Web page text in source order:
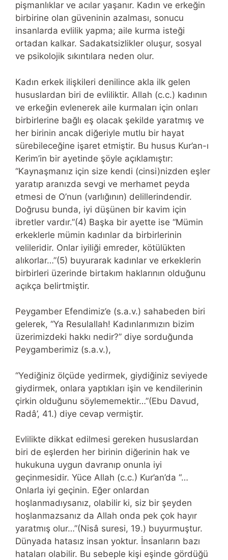
pişmanlıklar ve acılar yaşanır. Kadın ve erkeğin
birbirine olan güveninin azalması, sonucu
insanlarda evlilik yapma; aile kurma isteği
ortadan kalkar. Sadakatsizlikler oluşur, sosyal
ve psikolojik sıkıntılara neden olur.
Kadın erkek ilişkileri denilince akla ilk gelen
hususlardan biri de evliliktir. Allah (c.c.) kadının
ve erkeğin evlenerek aile kurmaları için onları
birbirlerine bağlı eş olacak şekilde yaratmış ve
her birinin ancak diğeriyle mutlu bir hayat
sürebileceğine işaret etmiştir. Bu husus Kur’an-ı
Kerim’in bir ayetinde şöyle açıklamıştır:
“Kaynaşmanız için size kendi (cinsi)nizden eşler
yaratıp aranızda sevgi ve merhamet peyda
etmesi de O’nun (varlığının) delillerindendir.
Doğrusu bunda, iyi düşünen bir kavim için
ibretler vardır.”(4) Başka bir ayette ise “Mümin
erkeklerle mümin kadınlar da birbirlerinin
velileridir. Onlar iyiliği emreder, kötülükten
alıkorlar…”(5) buyurarak kadınlar ve erkeklerin
birbirleri üzerinde birtakım haklarının olduğunu
açıkça belirtmiştir.
Peygamber Efendimiz’e (s.a.v.) sahabeden biri
gelerek, “Ya Resulallah! Kadınlarımızın bizim
üzerimizdeki hakkı nedir?” diye sorduğunda
Peygamberimiz (s.a.v.),
“Yediğiniz ölçüde yedirmek, giydiğiniz seviyede
giydirmek, onlara yaptıkları işin ve kendilerinin
çirkin olduğunu söylememektir…”(Ebu Davud,
Radâ’, 41.) diye cevap vermiştir.
Evlilikte dikkat edilmesi gereken hususlardan
biri de eşlerden her birinin diğerinin hak ve
hukukuna uygun davranıp onunla iyi
geçinmesidir. Yüce Allah (c.c.) Kur’an’da “…
Onlarla iyi geçinin. Eğer onlardan
hoşlanmadıysanız, olabilir ki, siz bir şeyden
hoşlanmazsanız da Allah onda pek çok hayır
yaratmış olur…”(Nisâ suresi, 19.) buyurmuştur.
Dünyada hatasız insan yoktur. İnsanların bazı
hataları olabilir. Bu sebeple kişi eşinde gördüğü